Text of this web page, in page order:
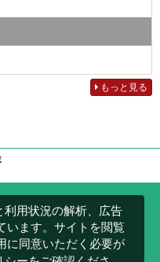
もっと見る
利用状況の解析、広告
います。サイトを閲覧
に同意いただく必要が